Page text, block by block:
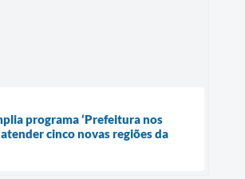
programa ‘Prefeitura nos
cinco novas regiões da